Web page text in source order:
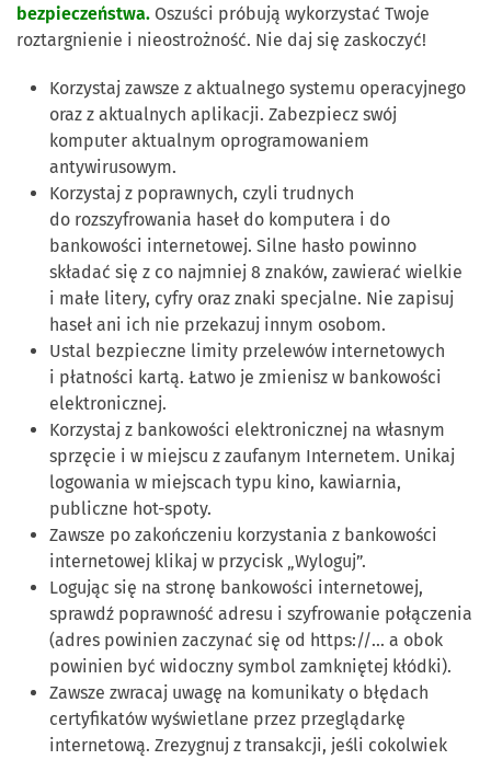
bezpieczeństwa. Oszuści próbują wykorzystać Twoje
roztargnienie i nieostrożność. Nie daj się zaskoczyć!
Korzystaj zawsze z aktualnego systemu operacyjnego
oraz z aktualnych aplikacji. Zabezpiecz swój
komputer aktualnym oprogramowaniem
antywirusowym.
Korzystaj z poprawnych, czyli trudnych
do rozszyfrowania haseł do komputera i do
bankowości internetowej. Silne hasło powinno
składać się z co najmniej 8 znaków, zawierać wielkie
i małe litery, cyfry oraz znaki specjalne. Nie zapisuj
haseł ani ich nie przekazuj innym osobom.
Ustal bezpieczne limity przelewów internetowych
i płatności kartą. Łatwo je zmienisz w bankowości
elektronicznej.
Korzystaj z bankowości elektronicznej na własnym
sprzęcie i w miejscu z zaufanym Internetem. Unikaj
logowania w miejscach typu kino, kawiarnia,
publiczne hot-spoty.
Zawsze po zakończeniu korzystania z bankowości
internetowej klikaj w przycisk „Wyloguj”.
Logując się na stronę bankowości internetowej,
sprawdź poprawność adresu i szyfrowanie połączenia
(adres powinien zaczynać się od https://... a obok
powinien być widoczny symbol zamkniętej kłódki).
Zawsze zwracaj uwagę na komunikaty o błędach
certyfikatów wyświetlane przez przeglądarkę
internetową. Zrezygnuj z transakcji, jeśli cokolwiek